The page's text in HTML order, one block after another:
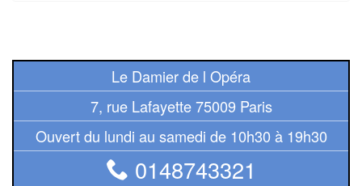
société
Jeux
de
cartes
Le Damier de l Opéra
7, rue Lafayette 75009 Paris
Ouvert du lundi au samedi de 10h30 à 19h30
0148743321